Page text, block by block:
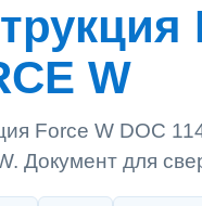
W
Force W DOC
Документ для